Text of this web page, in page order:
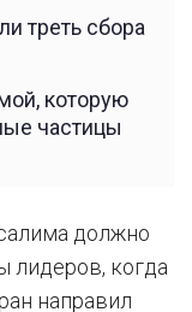
треть сбора
которую
частицы
должно
лидеров, когда
направил